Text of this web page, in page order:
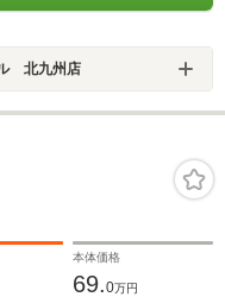
北九州店
本体価格
69.0万円